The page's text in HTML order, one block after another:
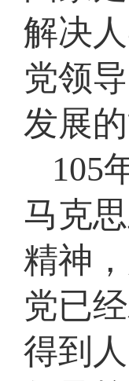
解决
党领
发展
105
马克
精神
党已
得到